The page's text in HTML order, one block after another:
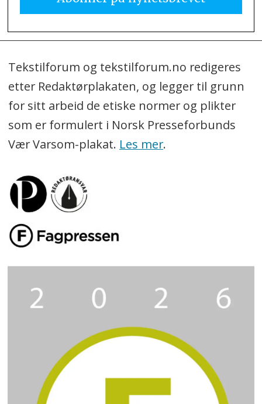
Tekstilforum og tekstilforum.no redigeres
etter Redaktørplakaten, og legger til grunn
for sitt arbeid de etiske normer og plikter
som er formulert i Norsk Presseforbunds
Vær Varsom-plakat. Les mer.